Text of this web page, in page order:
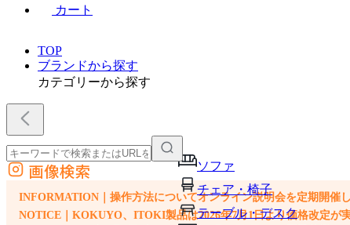
カート
TOP
ブランドから探す
カテゴリーから探す
ソファ
チェア・椅子
テーブル・デスク
外部サイトの商品をカートに追加
他のサイトで見つけた商品ページのURLを貼り付けて、カートに追加できます
画像検索
INFORMATION｜操作方法についてオンライン説明会を定期開催し
NOTICE｜KOKUYO、ITOKI製品は2026年7月1日より価格改定が